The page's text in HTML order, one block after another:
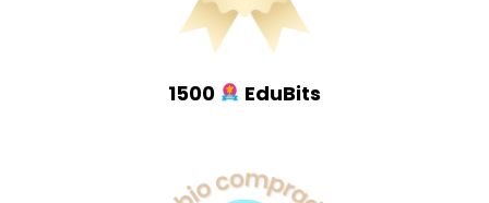
1500 EduBits